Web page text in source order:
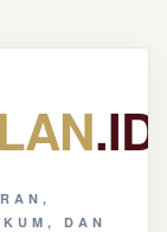
.ID
DAN